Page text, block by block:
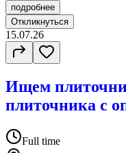
подробнее
Откликнуться
15.07.26
Ищем
плиточника с
Full time